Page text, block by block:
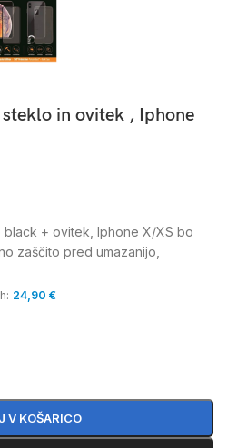
steklo in ovitek , Iphone
+ ovitek, Iphone X/XS bo
zaščito pred umazanijo,
24,90 €
V KOŠARICO